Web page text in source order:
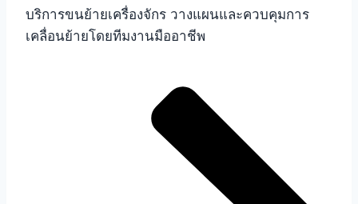
บริการขนย้ายเครื่องจักร วางแผนและควบคุมการ
เคลื่อนย้ายโดยทีมงานมืออาชีพ